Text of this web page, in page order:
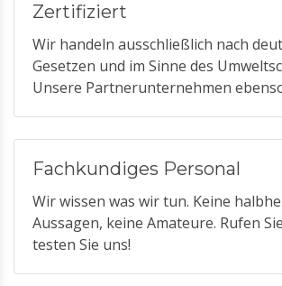
Zertifiziert
Wir handeln ausschließlich nach
Gesetzen und im Sinne des
Unsere Partnerunternehmen
Fachkundiges Personal
Wir wissen was wir tun. Keine
Aussagen, keine Amateure. Rufen
testen Sie uns!